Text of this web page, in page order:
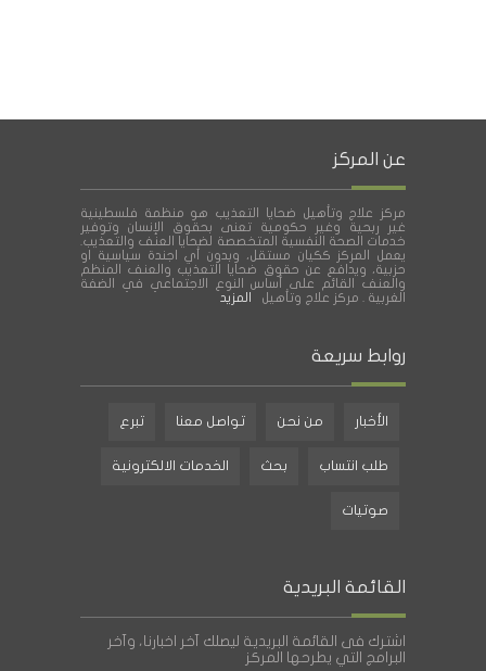
عن المركز
مركز علاج وتأهيل ضحايا التعذيب هو منظمة فلسطينية
غير ربحية وغير حكومية تعنى بحقوق الإنسان وتوفير
خدمات الصحة النفسية المتخصصة لضحايا العنف والتعذيب.
يعمل المركز ككيان مستقل، وبدون أي اجندة سياسية او
حزبية، ويدافع عن حقوق ضحايا التعذيب والعنف المنظم
والعنف القائم على أساس النوع الاجتماعي في الضفة
الغربية . مركز علاج وتأهيل
المزيد
روابط سريعة
الأخبار من نحن تواصل معنا تبرع
طلب انتساب بحث الخدمات الالكترونية
صوتيات
القائمة البريدية
اشترك فى القائمة البريدية ليصلك آخر اخبارنا، وآخر
البرامج التي يطرحها المركز